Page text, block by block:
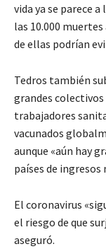
vida ya se parece
las 10.000
de ellas podrían
Tedros también
grandes colectivos
trabajadores
vacunados
aunque «aún hay
países de ingresos
El coronavirus
el riesgo de que
aseguró.